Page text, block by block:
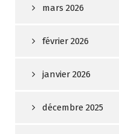
mars 2026
février 2026
janvier 2026
décembre 2025